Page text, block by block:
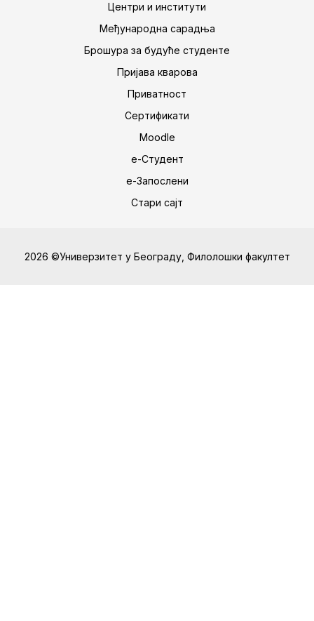
Центри и институти
Међународна сарадња
Брошура за будуће студенте
Пријава кварова
Приватност
Сертификати
Moodle
е-Студент
е-Запослени
Стари сајт
2026 ©Универзитет у Београду, Филолошки факултет